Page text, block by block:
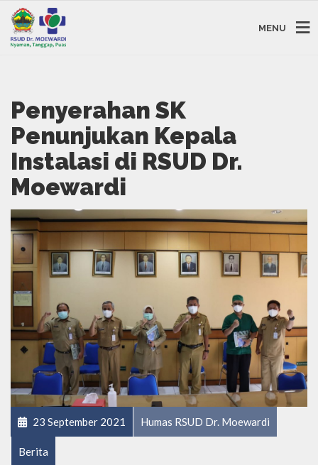
MENU
Penyerahan SK
Penunjukan Kepala
Instalasi di RSUD Dr.
Moewardi
23 September 2021 Humas RSUD Dr. Moewardi
Berita